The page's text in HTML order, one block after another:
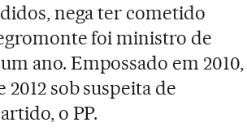
nega ter cometido
foi ministro de
ano. Empossado em 2010,
sob suspeita de
o PP.